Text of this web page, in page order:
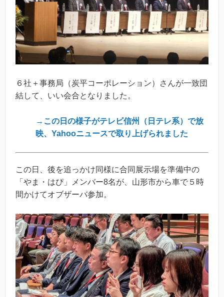
６社＋事務局（炭平コーポレーション）さんが一致団
結して、いい会合となりました。
→この日の様子がテレビ信州（日テレ系）で放
映、Yahooニュースで取り上げられました
この日、後を追っかけ同様に合同展示場を準備中の
「やま・はぴ」メンバー8名が、山形市から車で５時
間かけてオブザーバ参加。